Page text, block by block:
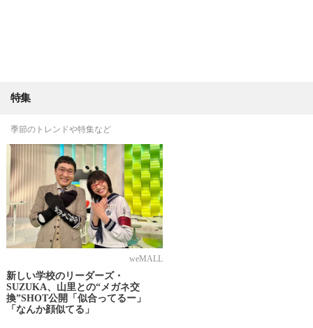
特集
季節のトレンドや特集など
weMALL
新しい学校のリーダーズ・
SUZUKA、山里との“メガネ交
換”SHOT公開「似合ってるー」
「なんか顔似てる」